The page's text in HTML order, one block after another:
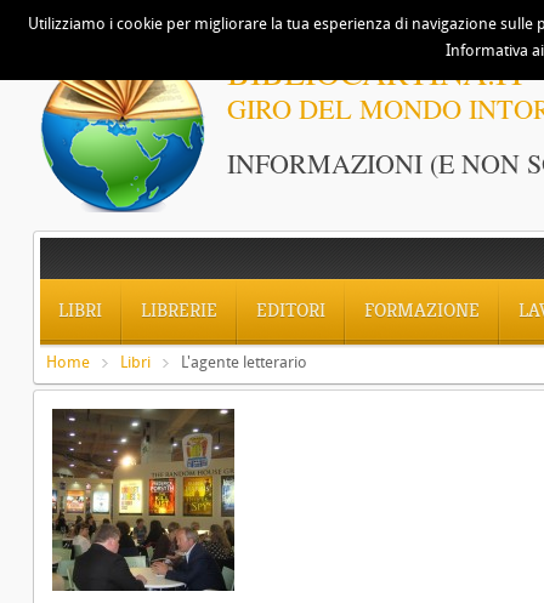
BIBLIOCARTINA.IT
GIRO DEL MONDO
INFORMAZIONI (E NON
LIBRI LIBRERIE EDITORI FORMAZIONE
Home Libri L'agente letterario
Utilizziamo i cookie per migliorare la tua esperienza di navigazione
Informativa ai